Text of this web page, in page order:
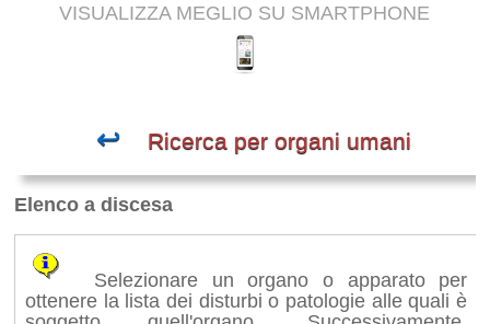
VISUALIZZA MEGLIO SU SMARTPHONE
↩ Ricerca per organi umani
Elenco a discesa
Selezionare un organo o apparato per
ottenere la lista dei disturbi o patologie alle quali è